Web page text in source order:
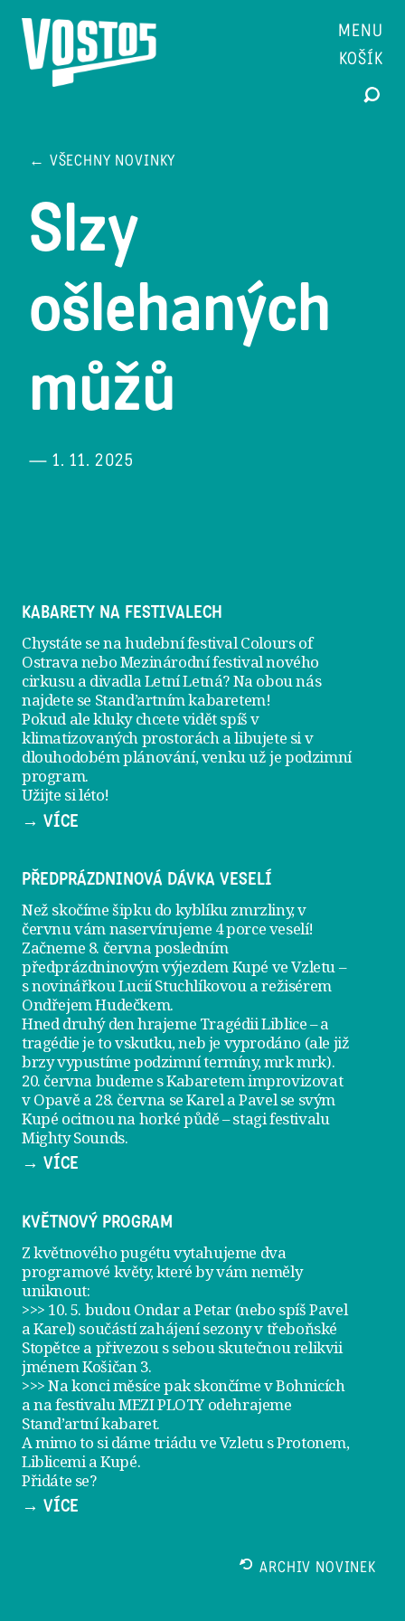
MENU
KOŠÍK
← VŠECHNY NOVINKY
Slzy
ošlehaných
můžů
— 1. 11. 2025
KABARETY NA FESTIVALECH
Chystáte se na hudební festival Colours of
Ostrava nebo Mezinárodní festival nového
cirkusu a divadla Letní Letná? Na obou nás
najdete se Stand’artním kabaretem!
Pokud ale kluky chcete vidět spíš v
klimatizovaných prostorách a libujete si v
dlouhodobém plánování, venku už jepodzimní
program.
Užijte si léto!
→ VÍCE
PŘEDPRÁZDNINOVÁ DÁVKA VESELÍ
Než skočíme šipku do kyblíku zmrzliny, v
červnu vám naservírujeme 4 porce veselí!
Začneme 8. června posledním
předprázdninovým výjezdemKupé ve Vzletu–
s novinářkou Lucií Stuchlíkovou a režisérem
Ondřejem Hudečkem.
Hned druhý den hrajeme Tragédii Liblice– a
tragédie je to vskutku, neb je vyprodáno (ale již
brzy vypustíme podzimní termíny, mrk mrk).
20. června budeme s Kabaretem improvizovat
v Opavě a 28. června se Karel a Pavel se svým
Kupé ocitnou na horké půdě – stagi festivalu
Mighty Sounds.
→ VÍCE
KVĚTNOVÝ PROGRAM
Z květnového pugétu vytahujeme dva
programové květy, které by vám neměly
uniknout:
>>> 10. 5. budou Ondar a Petar (nebo spíš Pavel
a Karel) součástí zahájení sezony vtřeboňské
Stopětce a přivezou s sebou skutečnou relikvii
jménemKošičan 3.
>>> Na konci měsíce pak skončíme v Bohnicích
a na festivaluMEZI PLOTY odehrajeme
Stand’artní kabaret.
A mimo to si dámetriádu ve Vzletu s Protonem,
Liblicemi a Kupé.
Přidáte se?
→ VÍCE
ARCHIV NOVINEK